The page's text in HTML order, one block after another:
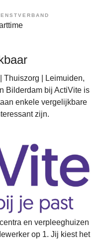
Thuiszorg | Leimuiden,
Bilderdam bij ActiVite is
enkele vergelijkbare
zijn.
en verpleeghuizen
op 1. Jij kiest het